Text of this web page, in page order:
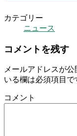
カテゴリー
ニュース
コメントを残す
メールアドレスが公
いる欄は必須項目で
コメント